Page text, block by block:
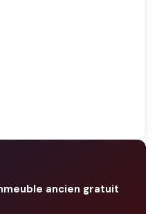
ancien gratuit